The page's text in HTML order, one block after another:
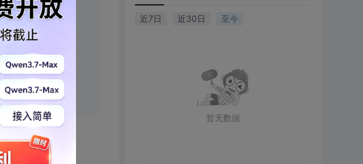
default-int
近7日 近30日 至今
暂无数据